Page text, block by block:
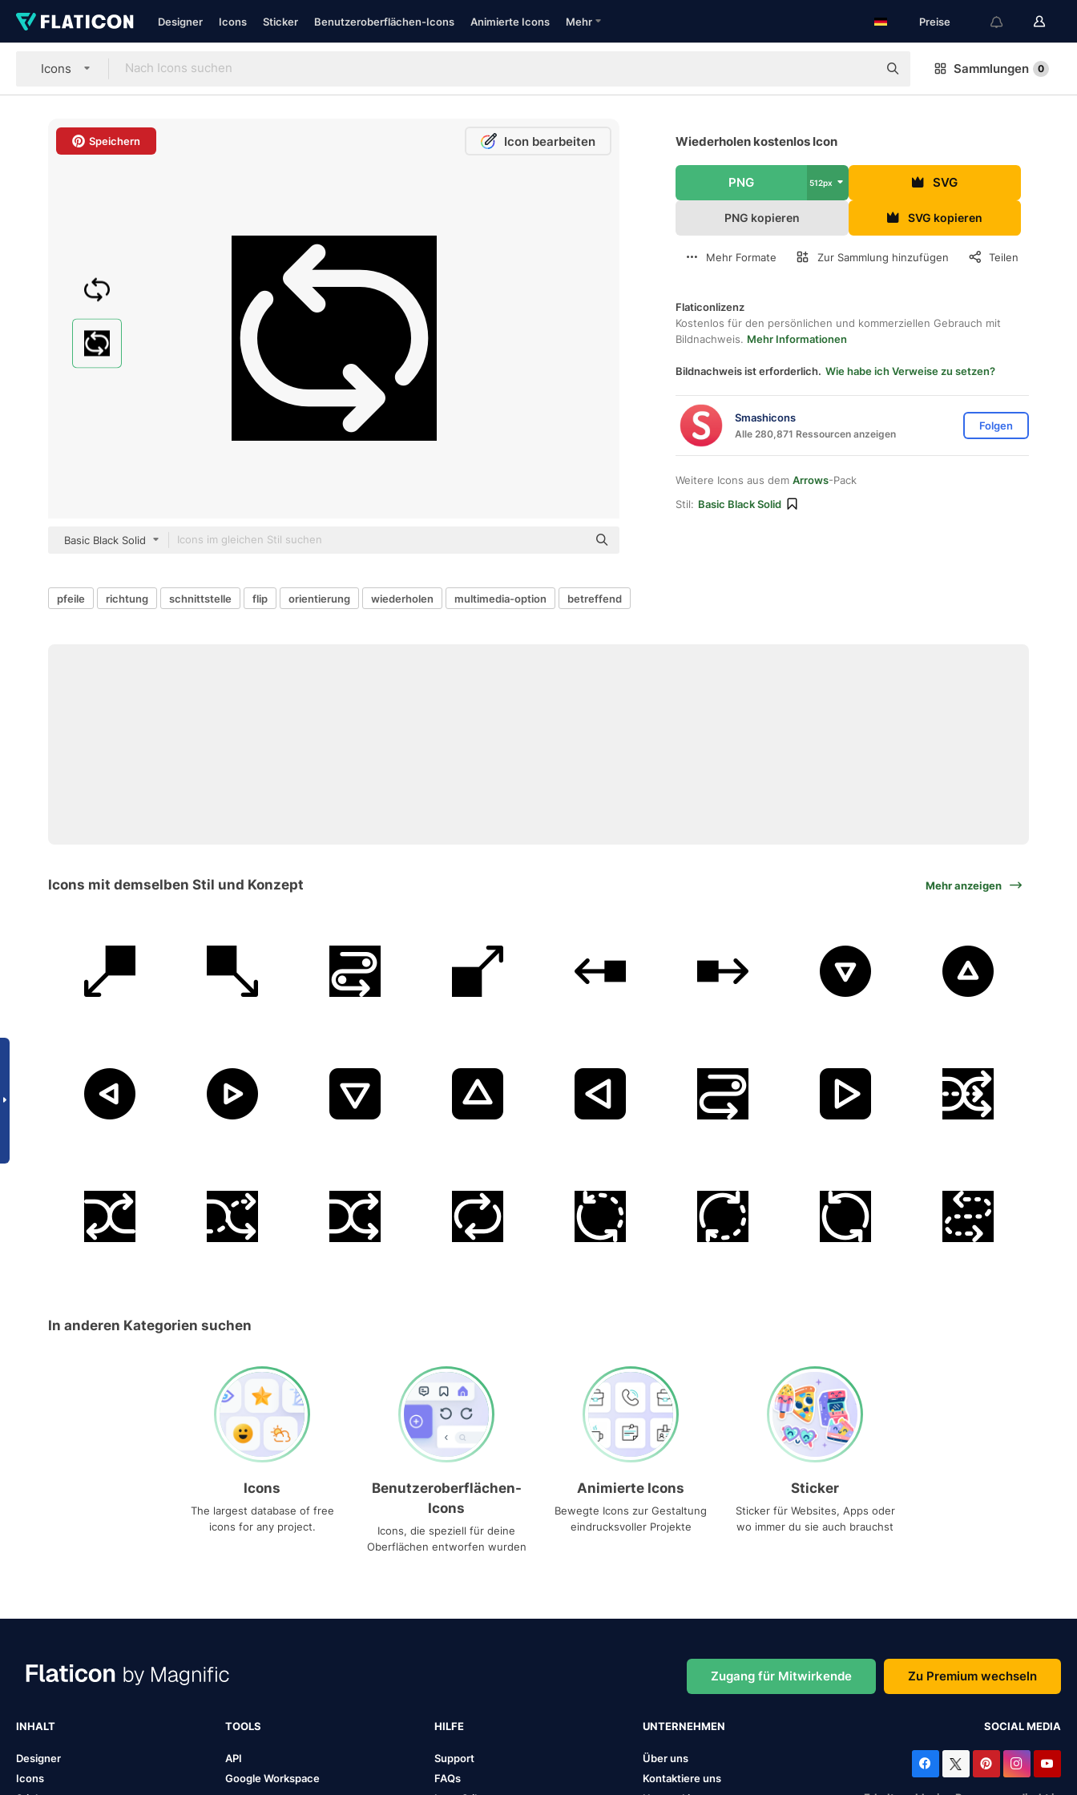
Designer Icons Sticker Benutzeroberflächen-Icons Animierte Icons Mehr Preise
Icons Sammlungen 0
Speichern Icon bearbeiten
Basic Black Solid
Wiederholen kostenlos Icon
PNG 512px SVG
PNG kopieren SVG kopieren
Mehr Formate Zur Sammlung hinzufügen Teilen
Flaticonlizenz
Kostenlos für den persönlichen und kommerziellen Gebrauch mit
Bildnachweis. Mehr Informationen
Bildnachweis ist erforderlich. Wie habe ich Verweise zu setzen?
Smashicons
Alle 280,871 Ressourcen anzeigen
Folgen
Weitere Icons aus dem Arrows-Pack
Stil: Basic Black Solid
pfeile richtung schnittstelle flip orientierung wiederholen multimedia-option betreffend
Icons mit demselben Stil und Konzept Mehr anzeigen
In anderen Kategorien suchen
Icons
The largest database of free
icons for any project.
Benutzeroberflächen-
Icons
Icons, die speziell für deine
Oberflächen entworfen wurden
Animierte Icons
Bewegte Icons zur Gestaltung
eindrucksvoller Projekte
Sticker
Sticker für Websites, Apps oder
wo immer du sie auch brauchst
Zugang für Mitwirkende Zu Premium wechseln
INHALT
Designer
Icons
TOOLS
API
Google Workspace
HILFE
Support
FAQs
UNTERNEHMEN
Über uns
Kontaktiere uns
SOCIAL MEDIA